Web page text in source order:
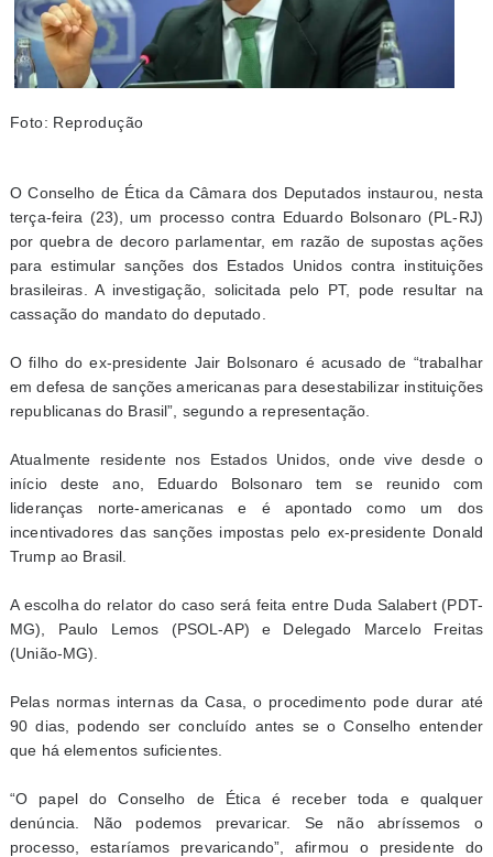
Foto: Reprodução
O Conselho de Ética da Câmara dos Deputados instaurou, nesta
terça-feira (23), um processo contra Eduardo Bolsonaro (PL-RJ)
por quebra de decoro parlamentar, em razão de supostas ações
para estimular sanções dos Estados Unidos contra instituições
brasileiras. A investigação, solicitada pelo PT, pode resultar na
cassação do mandato do deputado.
O filho do ex-presidente Jair Bolsonaro é acusado de “trabalhar
em defesa de sanções americanas para desestabilizar instituições
republicanas do Brasil”, segundo a representação.
Atualmente residente nos Estados Unidos, onde vive desde o
início deste ano, Eduardo Bolsonaro tem se reunido com
lideranças norte-americanas e é apontado como um dos
incentivadores das sanções impostas pelo ex-presidente Donald
Trump ao Brasil.
A escolha do relator do caso será feita entre Duda Salabert (PDT-
MG), Paulo Lemos (PSOL-AP) e Delegado Marcelo Freitas
(União-MG).
Pelas normas internas da Casa, o procedimento pode durar até
90 dias, podendo ser concluído antes se o Conselho entender
que há elementos suficientes.
“O papel do Conselho de Ética é receber toda e qualquer
denúncia. Não podemos prevaricar. Se não abríssemos o
processo, estaríamos prevaricando”, afirmou o presidente do